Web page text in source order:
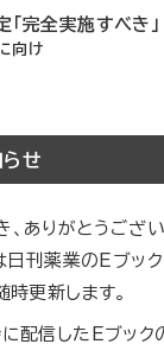
完全実施すべき」
向け
せ
ありがとうござ
日刊薬業のEブッ
時更新します。
信したEブック